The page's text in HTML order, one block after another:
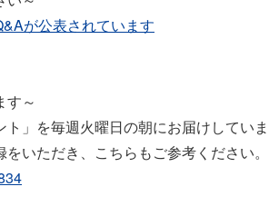
が公表されています
す～
」を毎週火曜日の朝にお届けしてい
いただき、こちらもご参考ください。